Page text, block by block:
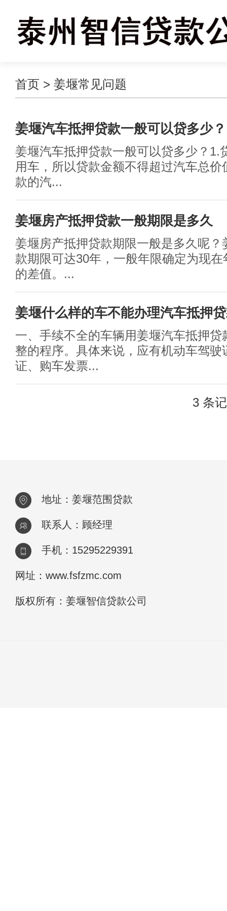
首页 > 姜堰常见问题
姜堰汽车抵押贷款一般可以贷多少？
姜堰汽车抵押贷款一般可以贷多少？1.
用车，所以贷款金额不得超过汽车总价
款的汽...
姜堰房产抵押贷款一般期限是多久
姜堰房产抵押贷款期限一般是多久呢？
款期限可达30年，一般年限确定为现
的差值。...
姜堰什么样的车不能办理汽车抵押
一、手续不全的车辆用姜堰汽车抵押贷
整的程序。具体来说，应有机动车驾驶
证、购车发票...
3 条
地址：姜堰范围贷款
联系人：顾经理
手机：15295229391
网址：www.fsfzmc.com
版权所有：姜堰智信贷款公司